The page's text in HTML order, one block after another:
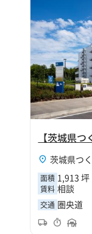
【茨城県
茨城県つ
面積 1,913 坪
賃料 相談
交通 圏央道